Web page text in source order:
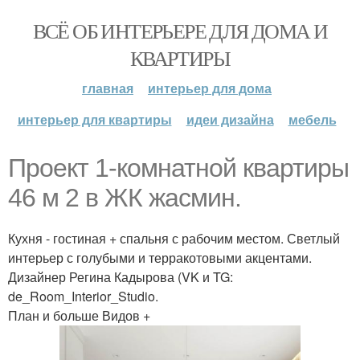
ВСЁ ОБ ИНТЕРЬЕРЕ ДЛЯ ДОМА И
КВАРТИРЫ
главная
интерьер для дома
интерьер для квартиры
идеи дизайна мебель
Проект 1-комнатной квартиры
46 м 2 в ЖК жасмин.
Кухня - гостиная + спальня с рабочим местом. Светлый
интерьер с голубыми и терракотовыми акцентами.
Дизайнер Регина Кадырова (VK и TG:
de_Room_Interior_Studio.
План и больше Видов +